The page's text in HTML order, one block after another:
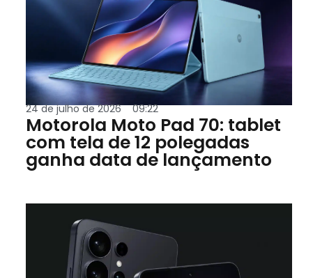
24 de julho de 2026 09:22
Motorola Moto Pad 70: tablet
com tela de 12 polegadas
ganha data de lançamento